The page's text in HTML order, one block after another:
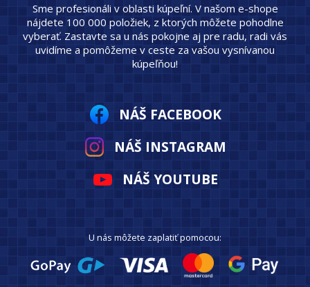
Sme profesionáli v oblasti kúpeľní. V našom e-shope
nájdete 100 000 položiek, z ktorých môžete pohodlne
vyberať. Zastavte sa u nás pokojne aj pre radu, radi vás
uvidíme a pomôžeme v ceste za vašou vysnívanou
kúpeľňou!
NÁŠ FACEBOOK
NÁŠ INSTAGRAM
NÁŠ YOUTUBE
U nás môžete zaplatiť pomocou: